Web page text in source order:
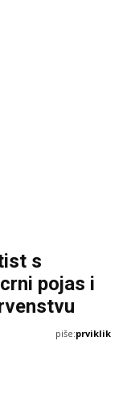
s
pojas i
piše:prviklik